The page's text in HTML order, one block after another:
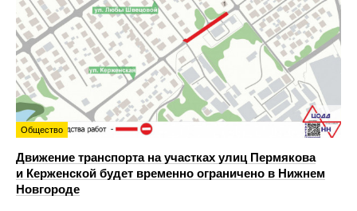
Общество
Движение транспорта на участках улиц Пермякова
и Керженской будет временно ограничено в Нижнем
Новгороде